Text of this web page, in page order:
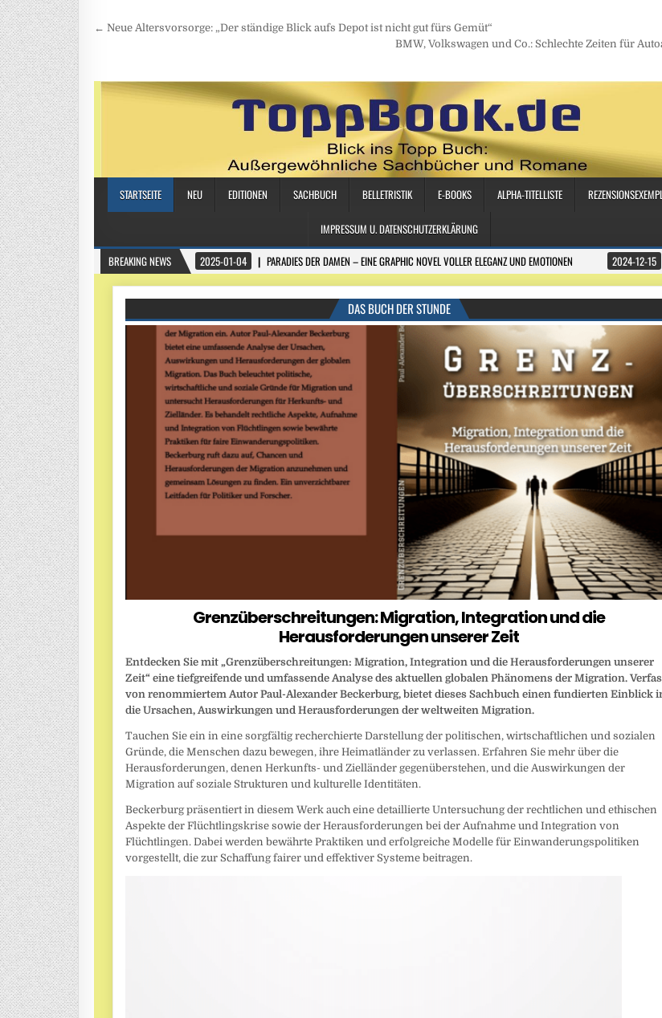
Beitragsnavigation
← Neue Altersvorsorge: „Der ständige Blick aufs Depot ist nicht gut fürs Gemüt“
BMW, Volkswagen und Co.: Schlechte Zeiten für